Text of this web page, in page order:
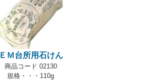
ＥＭ台所用石けん
商品コード 02130
規格・・・110g